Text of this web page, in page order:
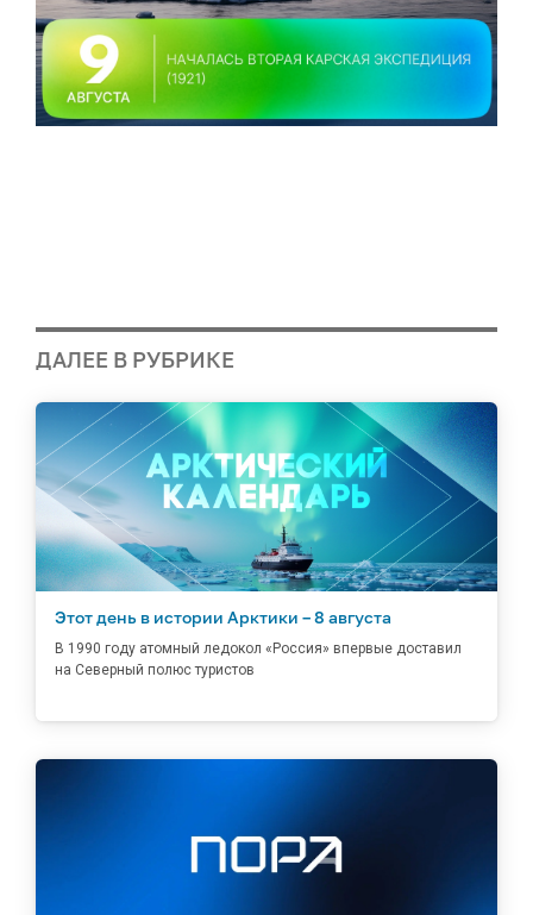
ДАЛЕЕ В РУБРИКЕ
Этот день в истории Арктики – 8 августа
В 1990 году атомный ледокол «Россия» впервые доставил
на Северный полюс туристов